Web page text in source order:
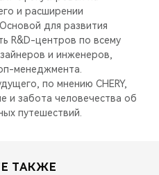
и расширении
для развития
R&D-центров по всему
и инженеров,
менеджмента.
по мнению CHERY,
и забота человечества об
путешествий.
ТАКЖЕ